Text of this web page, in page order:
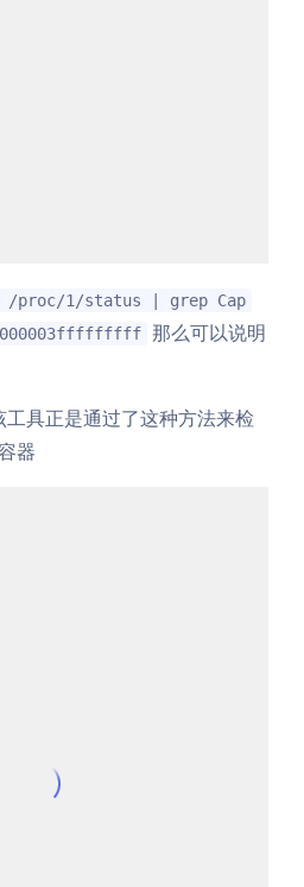
/proc/1/status | grep Cap
那么可以说明
工具正是通过了这种方法来检
器